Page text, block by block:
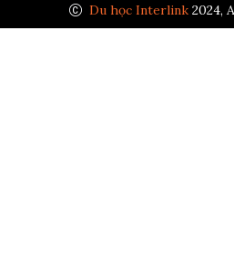
Du học Interlink 2024,